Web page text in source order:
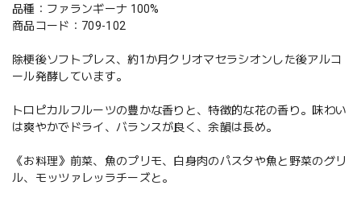
品種：ファランギーナ 100%
商品コード：709-102
除梗後ソフトプレス、約1か月クリオマセラシオンした後アルコ
ール発酵しています。
トロピカルフルーツの豊かな香りと、特徴的な花の香り。味わい
は爽やかでドライ、バランスが良く、余韻は長め。
《お料理》前菜、魚のプリモ、白身肉のパスタや魚と野菜のグリ
ル、モッツァレッラチーズと。